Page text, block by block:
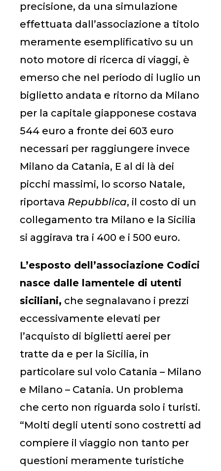
precisione, da una simulazione
effettuata dall’associazione a titolo
meramente esemplificativo su un
noto motore di ricerca di viaggi, è
emerso che nel periodo di luglio un
biglietto andata e ritorno da Milano
per la capitale giapponese costava
544 euro a fronte dei 603 euro
necessari per raggiungere invece
Milano da Catania, E al di là dei
picchi massimi, lo scorso Natale,
riportava Repubblica, il costo di un
collegamento tra Milano e la Sicilia
si aggirava tra i 400 e i 500 euro.
L’esposto dell’associazione Codici
nasce dalle lamentele di utenti
siciliani, che segnalavano i prezzi
eccessivamente elevati per
l’acquisto di biglietti aerei per
tratte da e per la Sicilia, in
particolare sul volo Catania – Milano
e Milano – Catania. Un problema
che certo non riguarda solo i turisti.
“Molti degli utenti sono costretti ad
compiere il viaggio non tanto per
questioni meramente turistiche